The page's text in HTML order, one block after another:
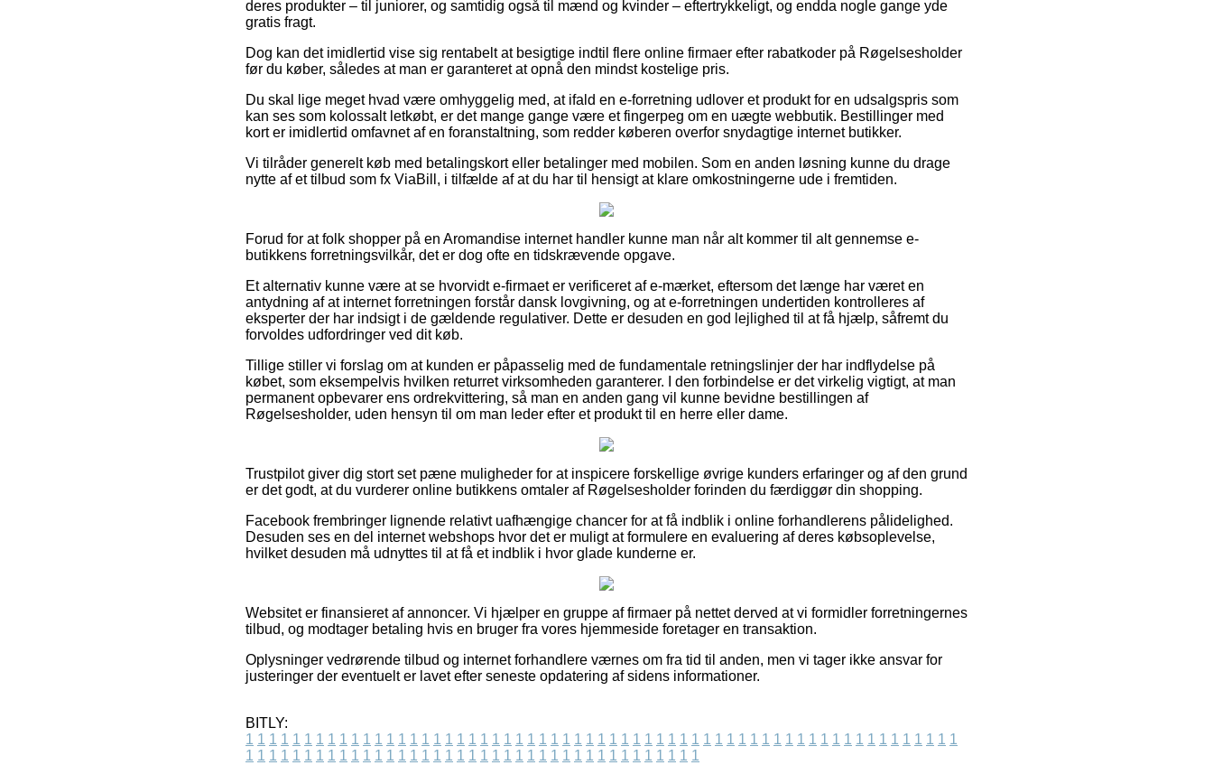
deres produkter – til juniorer, og samtidig også til mænd og kvinder – eftertrykkeligt, og endda nogle gange yde
gratis fragt.
Dog kan det imidlertid vise sig rentabelt at besigtige indtil flere online firmaer efter rabatkoder på Røgelsesholder
før du køber, således at man er garanteret at opnå den mindst kostelige pris.
Du skal lige meget hvad være omhyggelig med, at ifald en e-forretning udlover et produkt for en udsalgspris som
kan ses som kolossalt letkøbt, er det mange gange være et fingerpeg om en uægte webbutik. Bestillinger med
kort er imidlertid omfavnet af en foranstaltning, som redder køberen overfor snydagtige internet butikker.
Vi tilråder generelt køb med betalingskort eller betalinger med mobilen. Som en anden løsning kunne du drage
nytte af et tilbud som fx ViaBill, i tilfælde af at du har til hensigt at klare omkostningerne ude i fremtiden.
Forud for at folk shopper på en Aromandise internet handler kunne man når alt kommer til alt gennemse e-
butikkens forretningsvilkår, det er dog ofte en tidskrævende opgave.
Et alternativ kunne være at se hvorvidt e-firmaet er verificeret af e-mærket, eftersom det længe har været en
antydning af at internet forretningen forstår dansk lovgivning, og at e-forretningen undertiden kontrolleres af
eksperter der har indsigt i de gældende regulativer. Dette er desuden en god lejlighed til at få hjælp, såfremt du
forvoldes udfordringer ved dit køb.
Tillige stiller vi forslag om at kunden er påpasselig med de fundamentale retningslinjer der har indflydelse på
købet, som eksempelvis hvilken returret virksomheden garanterer. I den forbindelse er det virkelig vigtigt, at man
permanent opbevarer ens ordrekvittering, så man en anden gang vil kunne bevidne bestillingen af
Røgelsesholder, uden hensyn til om man leder efter et produkt til en herre eller dame.
Trustpilot giver dig stort set pæne muligheder for at inspicere forskellige øvrige kunders erfaringer og af den grund
er det godt, at du vurderer online butikkens omtaler af Røgelsesholder forinden du færdiggør din shopping.
Facebook frembringer lignende relativt uafhængige chancer for at få indblik i online forhandlerens pålidelighed.
Desuden ses en del internet webshops hvor det er muligt at formulere en evaluering af deres købsoplevelse,
hvilket desuden må udnyttes til at få et indblik i hvor glade kunderne er.
Websitet er finansieret af annoncer. Vi hjælper en gruppe af firmaer på nettet derved at vi formidler forretningernes
tilbud, og modtager betaling hvis en bruger fra vores hjemmeside foretager en transaktion.
Oplysninger vedrørende tilbud og internet forhandlere værnes om fra tid til anden, men vi tager ikke ansvar for
justeringer der eventuelt er lavet efter seneste opdatering af sidens informationer.
BITLY:
1 1 1 1 1 1 1 1 1 1 1 1 1 1 1 1 1 1 1 1 1 1 1 1 1 1 1 1 1 1 1 1 1 1 1 1 1 1 1 1 1 1 1 1 1 1 1 1 1 1 1 1 1 1 1 1 1 1 1 1 1
1 1 1 1 1 1 1 1 1 1 1 1 1 1 1 1 1 1 1 1 1 1 1 1 1 1 1 1 1 1 1 1 1 1 1 1 1 1 1